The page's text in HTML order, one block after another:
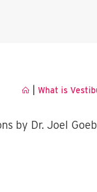
What is
by Dr. Joel